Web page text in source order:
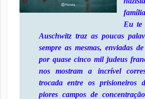
Eu te
Auschwitz traz as poucas
sempre as mesmas, enviadas
por quase cinco mil judeus
nos mostram a incrível
trocada entre os prisioneiros
piores campos de